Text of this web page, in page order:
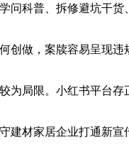
科普、拆修避坑干货
做，案牍容易呈现违
局限。小红书平台存
材家居企业打通新宣